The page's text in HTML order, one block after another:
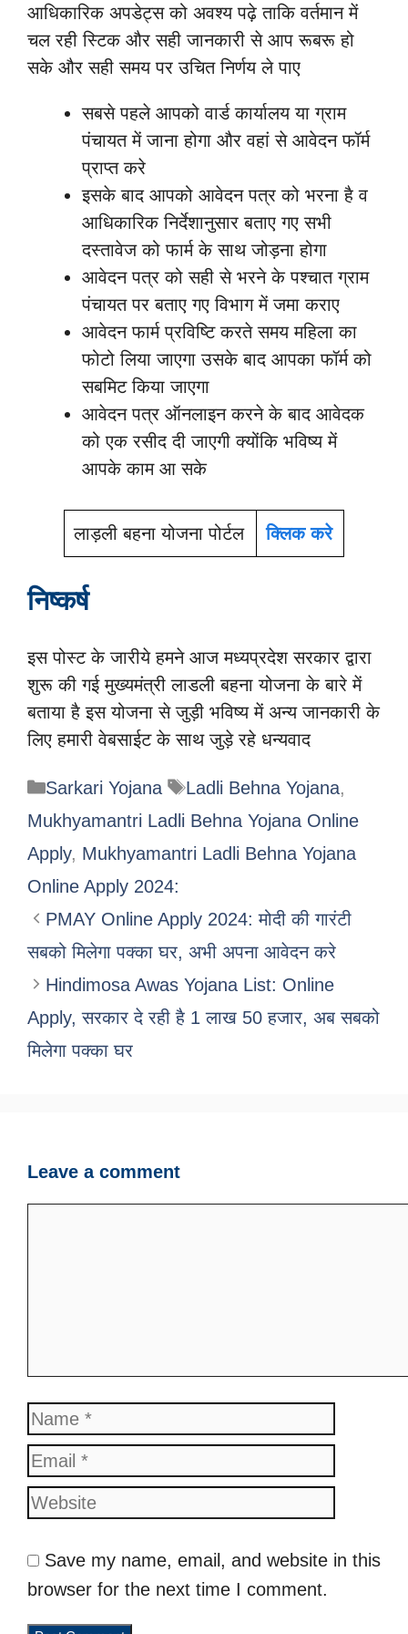
आधिकारिक अपडेट्स को अवश्य पढ़े ताकि वर्तमान में
चल रही स्टिक और सही जानकारी से आप रूबरू हो
सके और सही समय पर उचित निर्णय ले पाए
सबसे पहले आपको वार्ड कार्यालय या ग्राम
पंचायत में जाना होगा और वहां से आवेदन फॉर्म
प्राप्त करे
इसके बाद आपको आवेदन पत्र को भरना है व
आधिकारिक निर्देशानुसार बताए गए सभी
दस्तावेज को फार्म के साथ जोड़ना होगा
आवेदन पत्र को सही से भरने के पश्चात ग्राम
पंचायत पर बताए गए विभाग में जमा कराए
आवेदन फार्म प्रविष्टि करते समय महिला का
फोटो लिया जाएगा उसके बाद आपका फॉर्म को
सबमिट किया जाएगा
आवेदन पत्र ऑनलाइन करने के बाद आवेदक
को एक रसीद दी जाएगी क्योंकि भविष्य में
आपके काम आ सके
लाड़ली बहना योजना पोर्टल क्लिक करे
निष्कर्ष
इस पोस्ट के जारीये हमने आज मध्यप्रदेश सरकार द्वारा
शुरू की गई मुख्यमंत्री लाडली बहना योजना के बारे में
बताया है इस योजना से जुड़ी भविष्य में अन्य जानकारी के
लिए हमारी वेबसाईट के साथ जुड़े रहे धन्यवाद
Categories
Sarkari Yojana Tags
Ladli Behna Yojana,
Mukhyamantri Ladli Behna Yojana Online
Apply, Mukhyamantri Ladli Behna Yojana
Online Apply 2024:
PMAY Online Apply 2024: मोदी की गारंटी
सबको मिलेगा पक्का घर, अभी अपना आवेदन करे
Hindimosa Awas Yojana List: Online
Apply, सरकार दे रही है 1 लाख 50 हजार, अब सबको
मिलेगा पक्का घर
Leave a comment
Name
Save my name, email, and website in this
browser for the next time I comment.